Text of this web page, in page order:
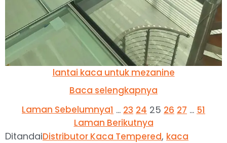
lantai kaca untuk mezanine
Baca selengkapnya
Laman Sebelumnya1 … 23 24 25 26 27 … 51
Laman Berikutnya
DitandaiDistributor Kaca Tempered, kaca